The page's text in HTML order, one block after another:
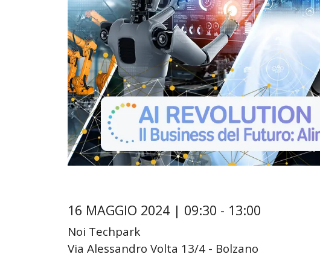
Customer Service
Field Service
Field Service + BC
Marketing
16 MAGGIO 2024 | 09:30 - 13:00
Noi Techpark
Via Alessandro Volta 13/4 - Bolzano